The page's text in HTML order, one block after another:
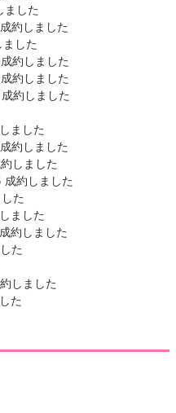
ました
約しました
した
約しました
約しました
約しました
ました
約しました
しました
約しました
た
ました
約しました
た
しました
た